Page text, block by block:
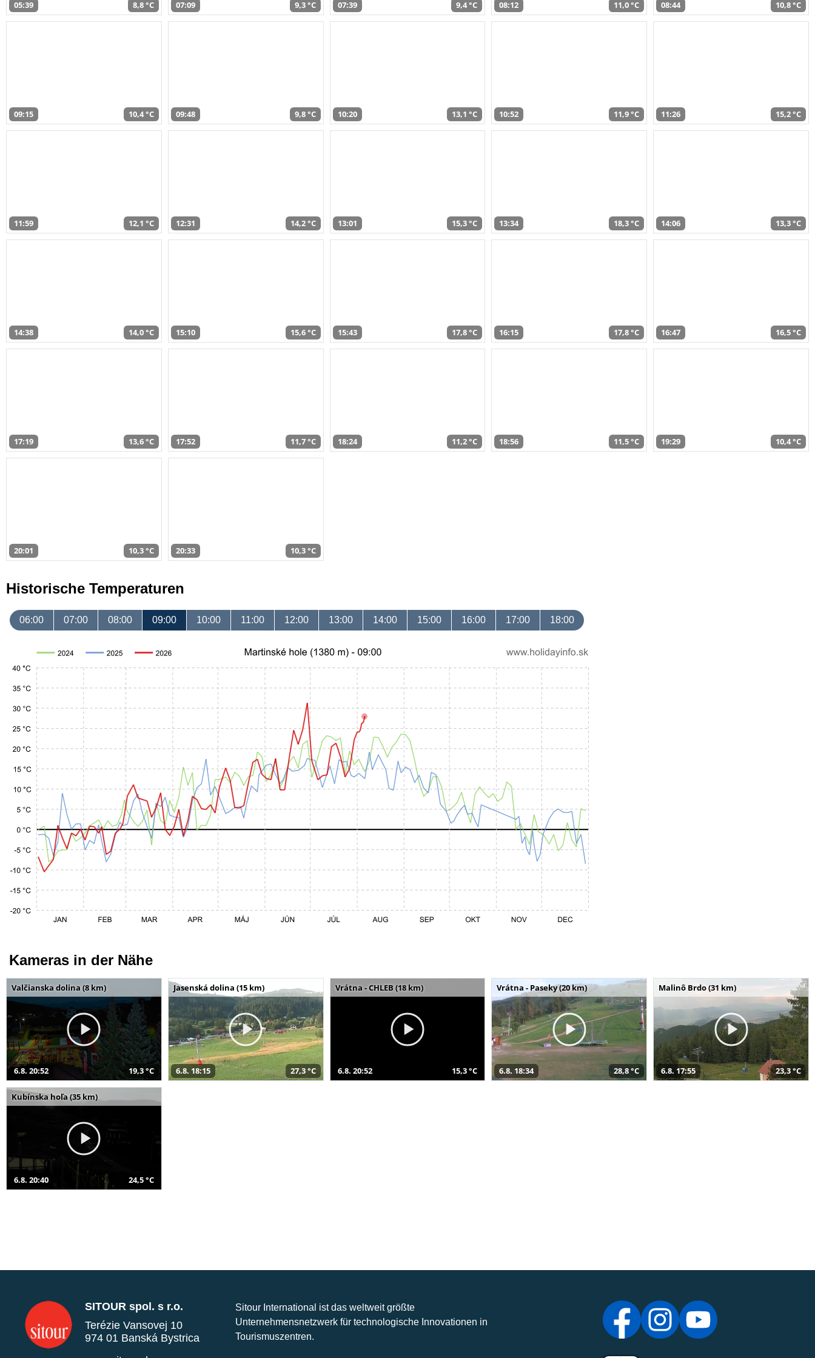
05:39 8,8 °C 07:09 9,3 °C 07:39 9,4 °C 08:12 11,0 °C 08:44 10,8 °C
09:15 10,4 °C 09:48 9,8 °C 10:20 13,1 °C 10:52 11,9 °C 11:26 15,2 °C
11:59 12,1 °C 12:31 14,2 °C 13:01 15,3 °C 13:34 18,3 °C 14:06 13,3 °C
14:38 14,0 °C 15:10 15,6 °C 15:43 17,8 °C 16:15 17,8 °C 16:47 16,5 °C
17:19 13,6 °C 17:52 11,7 °C 18:24 11,2 °C 18:56 11,5 °C 19:29 10,4 °C
20:01 10,3 °C 20:33 10,3 °C
Historische Temperaturen
06:00 07:00 08:00 09:00 10:00 11:00 12:00 13:00 14:00 15:00 16:00 17:00 18:00
Kameras in der Nähe
Valčianska dolina (8 km)
6.8. 20:52 19,3 °C
Jasenská dolina (15 km)
6.8. 18:15 27,3 °C
Vrátna - CHLEB (18 km)
6.8. 20:52 15,3 °C
Vrátna - Paseky (20 km)
6.8. 18:34 28,8 °C
Malinô Brdo (31 km)
6.8. 17:55 23,3 °C
Kubínska hoľa (35 km)
6.8. 20:40 24,5 °C
SITOUR spol. s r.o.
Terézie Vansovej 10
974 01 Banská Bystrica
Sitour International ist das weltweit größte
Unternehmensnetzwerk für technologische Innovationen in
Tourismuszentren.